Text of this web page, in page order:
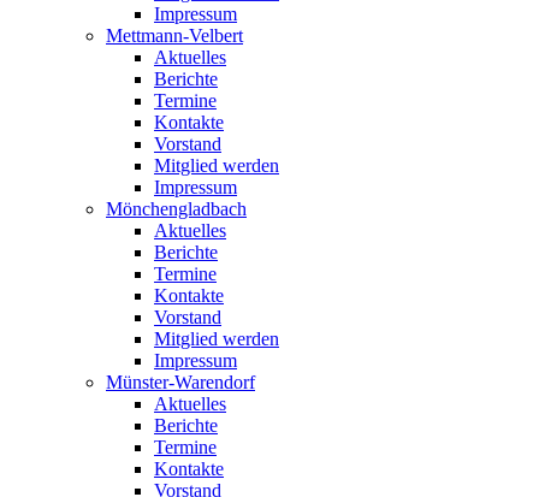
Impressum
Mettmann-Velbert
Aktuelles
Berichte
Termine
Kontakte
Vorstand
Mitglied werden
Impressum
Mönchengladbach
Aktuelles
Berichte
Termine
Kontakte
Vorstand
Mitglied werden
Impressum
Münster-Warendorf
Aktuelles
Berichte
Termine
Kontakte
Vorstand